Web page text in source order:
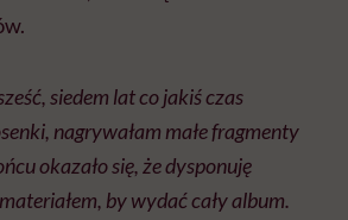
siedem lat co jakiś czas
nagrywałam małe fragmenty
okazało się, że dysponuję
by wydać cały album.